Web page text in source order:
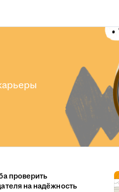
проверить
на надёжность